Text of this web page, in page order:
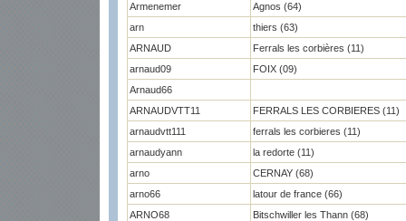
Armenemer
Agnos (64)
arn
thiers (63)
ARNAUD
Ferrals les corbières (11)
arnaud09
FOIX (09)
Arnaud66
ARNAUDVTT11
FERRALS LES CORBIERES (11)
arnaudvtt111
ferrals les corbieres (11)
arnaudyann
la redorte (11)
arno
CERNAY (68)
arno66
latour de france (66)
ARNO68
Bitschwiller les Thann (68)